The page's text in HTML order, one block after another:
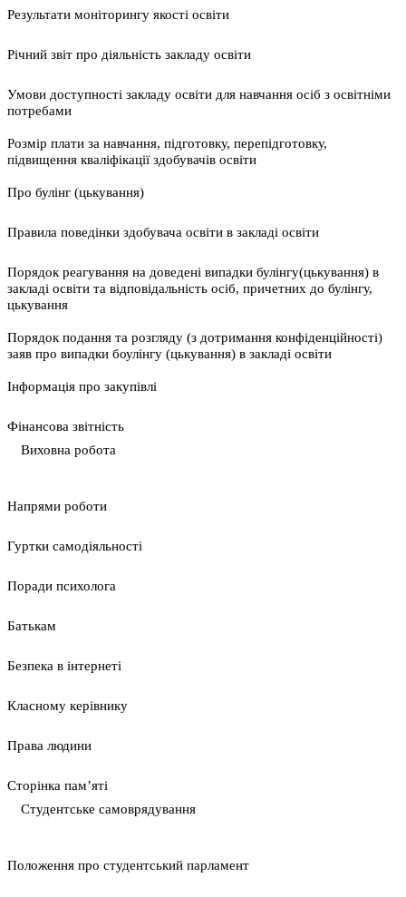
Результати моніторингу якості освіти
Річний звіт про діяльність закладу освіти
Умови доступності закладу освіти для навчання осіб з освітніми
потребами
Розмір плати за навчання, підготовку, перепідготовку,
підвищення кваліфікації здобувачів освіти
Про булінг (цькування)
Правила поведінки здобувача освіти в закладі освіти
Порядок реагування на доведені випадки булінгу(цькування) в
закладі освіти та відповідальність осіб, причетних до булінгу,
цькування
Порядок подання та розгляду (з дотримання конфіденційності)
заяв про випадки боулінгу (цькування) в закладі освіти
Інформація про закупівлі
Фінансова звітність
Виховна робота
Напрями роботи
Гуртки самодіяльності
Поради психолога
Батькам
Безпека в інтернеті
Класному керівнику
Права людини
Сторінка пам’яті
Студентське самоврядування
Положення про студентський парламент